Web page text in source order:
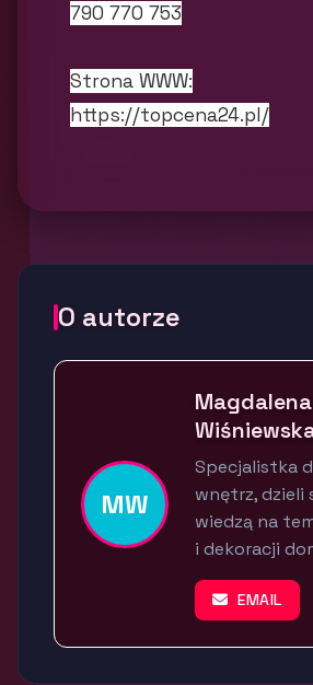
790 770 753
Strona WWW:
https://topcena24.pl/
O autorze
MW
Magdalena
Specjalistka
wnętrz, dzieli
wiedzą na
i dekoracji
EMAIL